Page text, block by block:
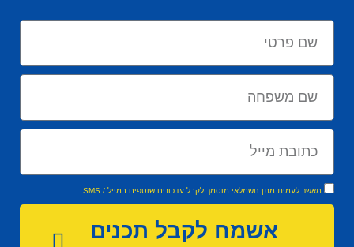
מאשר לעמית מתן חשמלאי מוסמך לקבל עדכונים שוטפים במייל / SMS
אשמח לקבל תכנים